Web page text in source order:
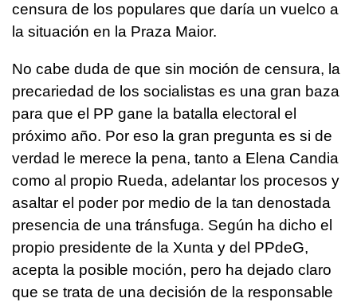
censura de los populares que daría un vuelco a
la situación en la Praza Maior.
No cabe duda de que sin moción de censura, la
precariedad de los socialistas es una gran baza
para que el PP gane la batalla electoral el
próximo año. Por eso la gran pregunta es si de
verdad le merece la pena, tanto a Elena Candia
como al propio Rueda, adelantar los procesos y
asaltar el poder por medio de la tan denostada
presencia de una tránsfuga. Según ha dicho el
propio presidente de la Xunta y del PPdeG,
acepta la posible moción, pero ha dejado claro
que se trata de una decisión de la responsable